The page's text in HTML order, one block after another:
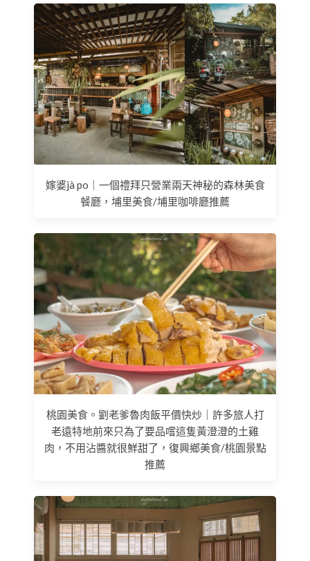
嫁婆jà po｜一個禮拜只營業兩天神秘的森林美食
餐廳，埔里美食/埔里咖啡廳推薦
桃園美食。劉老爹魯肉飯平價快炒｜許多旅人打
老遠特地前來只為了要品嚐這隻黃澄澄的土雞
肉，不用沾醬就很鮮甜了，復興鄉美食/桃園景點
推薦